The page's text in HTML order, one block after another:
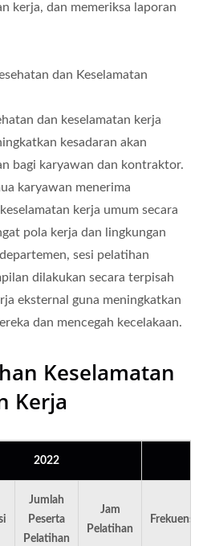
kerja, dan memeriksa laporan
dan Keselamatan
dan keselamatan kerja
kesadaran akan
bagi karyawan dan kontraktor.
karyawan menerima
kerja umum secara
pola kerja dan lingkungan
sesi pelatihan
dilakukan secara terpisah
eksternal guna meningkatkan
dan mencegah kecelakaan.
Keselamatan
Kerja
2022
Jumlah
Peserta
Pelatihan
Jam
Pelatihan
Frekuensi